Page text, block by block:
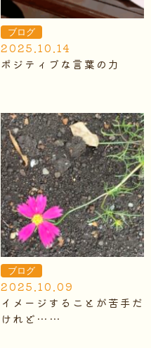
ブログ
2025.10.14
ポジティブな言葉の力
ブログ
2025.10.09
イメージすることが苦手だ
けれど……